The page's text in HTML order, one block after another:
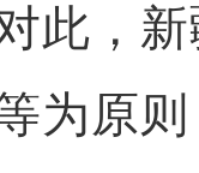
此，
为原